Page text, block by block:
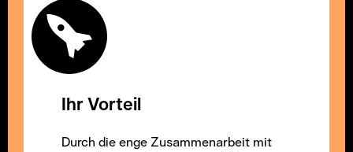
Ihr Vorteil
Durch die enge Zusammenarbeit mit